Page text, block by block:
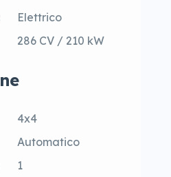
Elettrico
286 CV / 210 kW
4x4
Automatico
1